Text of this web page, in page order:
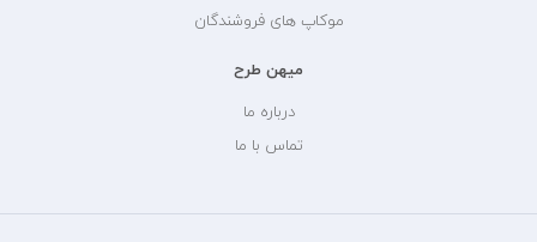
موکاپ های فروشندگان
میهن طرح
درباره ما
تماس با ما